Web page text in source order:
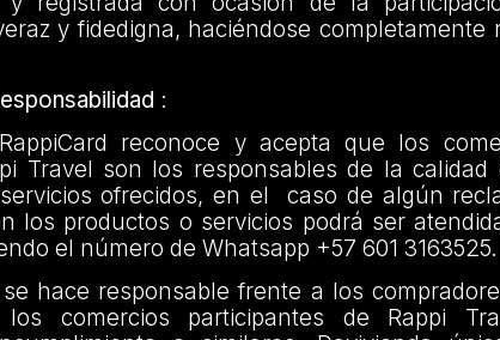
y fidedigna, haciéndose completamente
:
reconoce y acepta que los
Travel son los responsables de la calidad
ofrecidos, en el caso de algún
los productos o servicios podrá ser
el número de Whatsapp +57 601 3163525.
hace responsable frente a los
comercios participantes de Rappi